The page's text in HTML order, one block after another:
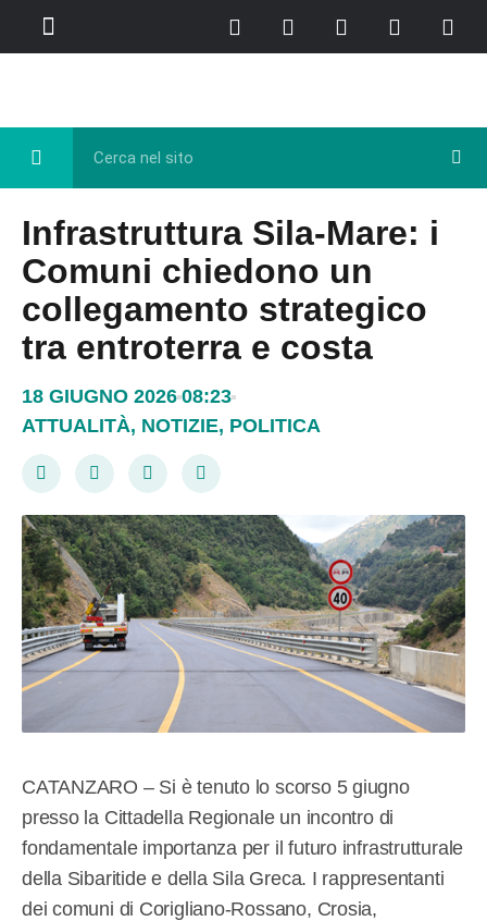
Infrastruttura Sila-Mare: i
Comuni chiedono un
collegamento strategico
tra entroterra e costa
18 GIUGNO 2026 08:23
ATTUALITÀ, NOTIZIE, POLITICA
CATANZARO – Si è tenuto lo scorso 5 giugno
presso la Cittadella Regionale un incontro di
fondamentale importanza per il futuro infrastrutturale
della Sibaritide e della Sila Greca. I rappresentanti
dei comuni di Corigliano-Rossano, Crosia,